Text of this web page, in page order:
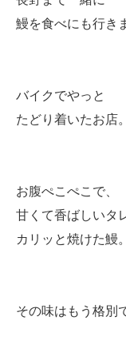
鰻を食べにも行き
バイクでやっと
たどり着いたお店。
お腹ぺこぺこで、
甘くて香ばしいタ
カリッと焼けた鰻。
その味はもう格別